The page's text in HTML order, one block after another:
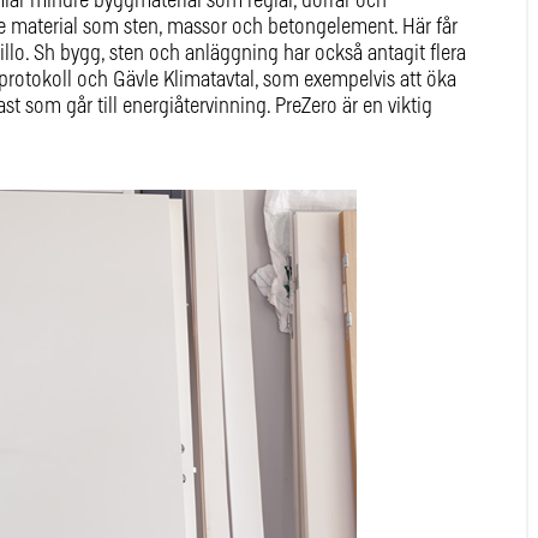
som sten, massor och betongelement. Här får
Sh bygg, sten och anläggning har också antagit flera
och Gävle Klimatavtal, som exempelvis att öka
som går till energiåtervinning. PreZero är en viktig